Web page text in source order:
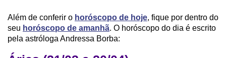
Além de conferir o horóscopo de hoje, fique por dentro do
seu horóscopo de amanhã. O horóscopo do dia é escrito
pela astróloga Andressa Borba: